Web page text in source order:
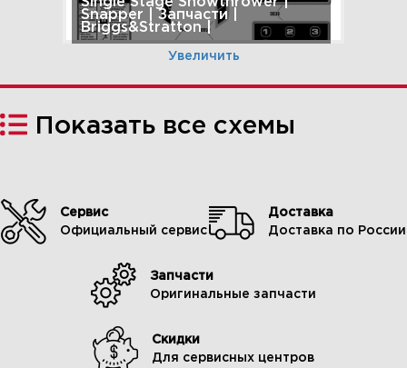
Snapper | Запчасти |
Briggs&Stratton |
Увеличить
7| Engine Group |
СНЕГОУБОРЩИК | 1696168-01 -
SS7522E, 22" 7.5 Gross TP
Snapper | Запчасти |
Briggs&Stratton |
Показать все схемы
Сервис
Официальный сервис
Доставка
Доставка по России
Запчасти
Оригинальные запчасти
Скидки
Для сервисных центров